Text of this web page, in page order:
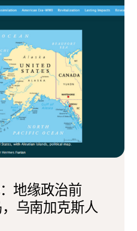
地缘政治前
乌南加克斯人